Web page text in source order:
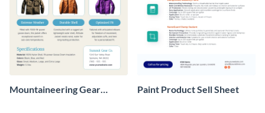
Mountaineering Gear
Paint Product Sell Sheet